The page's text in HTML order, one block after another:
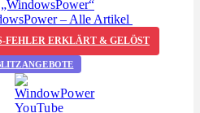
– Alle Artikel
FEHLER ERKLÄRT & GELÖST